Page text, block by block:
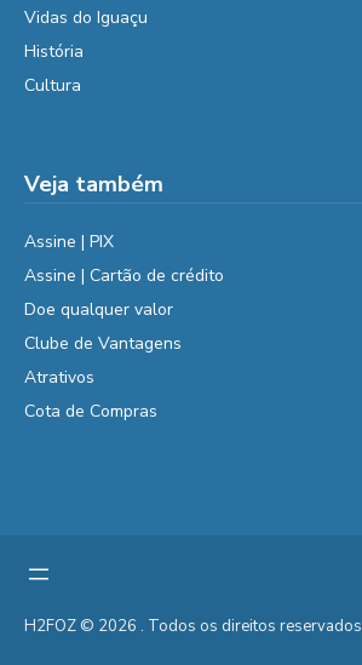
Vidas do Iguaçu
História
Cultura
Veja também
Assine | PIX
Assine | Cartão de crédito
Doe qualquer valor
Clube de Vantagens
Atrativos
Cota de Compras
H2FOZ © 2026 . Todos os direitos reservados